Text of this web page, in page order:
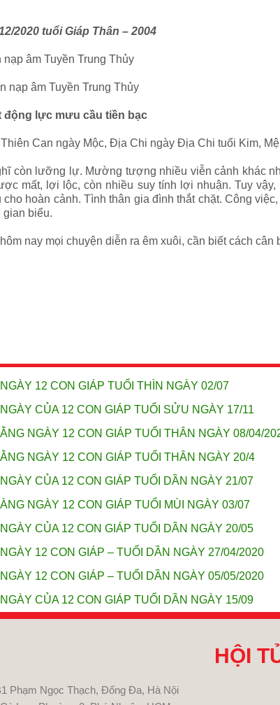
2020 tuổi Giáp Thân – 2004
nạp âm Tuyền Trung Thủy
nạp âm Tuyền Trung Thủy
động lực mưu cầu tiền bạc
Can ngày Mộc, Địa Chi ngày Địa Chi tuổi Kim,
còn lưỡng lự. Mường tượng nhiều viễn cảnh khác
mất, lợi lộc, còn nhiều suy tính lợi nhuận. Tuy
cho hoàn cảnh. Tình thân gia đình thắt chặt. Công
biểu.
nay mọi chuyện diễn ra êm xuôi, cần biết cách cân
12 CON GIÁP TUỔI THÌN NGÀY 02/07
CỦA 12 CON GIÁP TUỔI SỬU NGÀY 17/11
NGÀY 12 CON GIÁP TUỔI THÂN NGÀY 08/04/
NGÀY 12 CON GIÁP TUỔI THÂN NGÀY 20/4
CỦA 12 CON GIÁP TUỔI DẦN NGÀY 21/07
NGÀY 12 CON GIÁP TUỔI MÙI NGÀY 03/07
CỦA 12 CON GIÁP TUỔI DẦN NGÀY 20/05
12 CON GIÁP – TUỔI DẦN NGÀY 27/04/2020
12 CON GIÁP – TUỔI DẦN NGÀY 05/05/2020
CỦA 12 CON GIÁP TUỔI DẦN NGÀY 15/09
HỘI
Phạm Ngọc Thạch, Đống Đa, Hà Nội